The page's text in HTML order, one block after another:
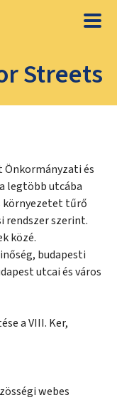
Streets
Önkormányzati és
legtöbb utcába
környezetet tűrő
rendszer szerint.
közé.
budapesti
utcai és város
a VIII. Ker,
webes